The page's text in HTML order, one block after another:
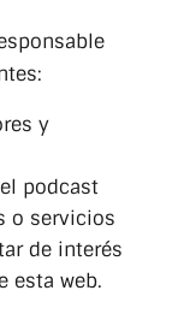
y
podcast
o servicios
de interés
esta web.